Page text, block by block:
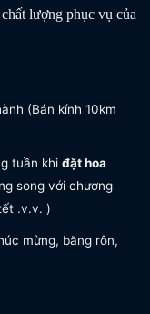
lượng phục vụ của
(Bán kính 10km
tuần khi đặt hoa
song với chương
.v.v. )
mừng, băng rôn,